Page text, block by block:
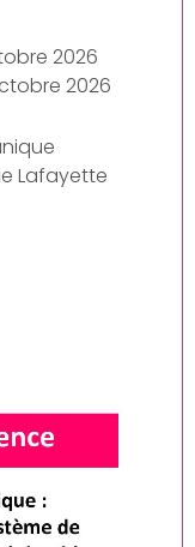
2026
2026
Lafayette